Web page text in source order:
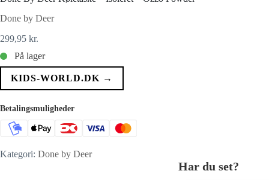
Done by Deer
299,95 kr.
På lager
KIDS-WORLD.DK →
Betalingsmuligheder
Kategori: Done by Deer
Har du set?